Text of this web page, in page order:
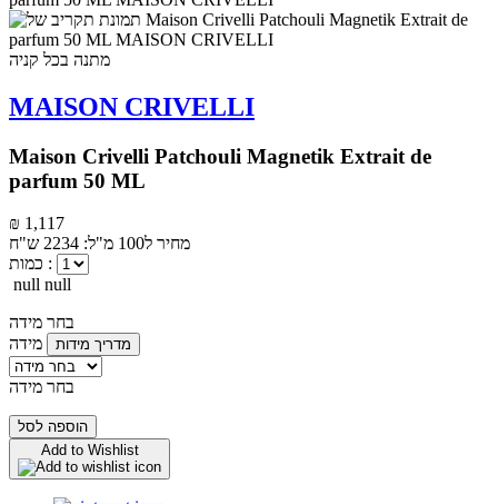
מתנה בכל קניה
MAISON CRIVELLI
Maison Crivelli Patchouli Magnetik Extrait de
parfum 50 ML
₪ 1,117
מחיר ל100 מ"ל: 2234 ש"ח
כמות :
null null
בחר מידה
מידה
מדריך מידות
בחר מידה
הוספה לסל
Add to Wishlist